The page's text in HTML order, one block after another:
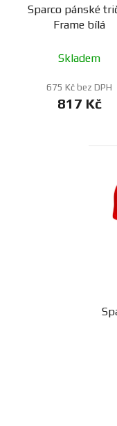
Sparco pánské
Frame bílá
Skladem
675 Kč bez DPH
817 Kč